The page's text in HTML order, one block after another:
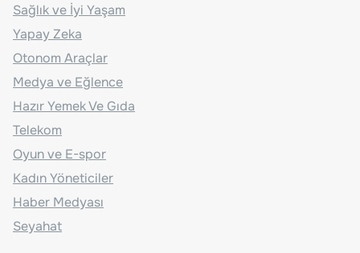
Sağlık ve İyi Yaşam
Yapay Zeka
Otonom Araçlar
Medya ve Eğlence
Hazır Yemek Ve Gıda
Telekom
Oyun ve E-spor
Kadın Yöneticiler
Haber Medyası
Seyahat